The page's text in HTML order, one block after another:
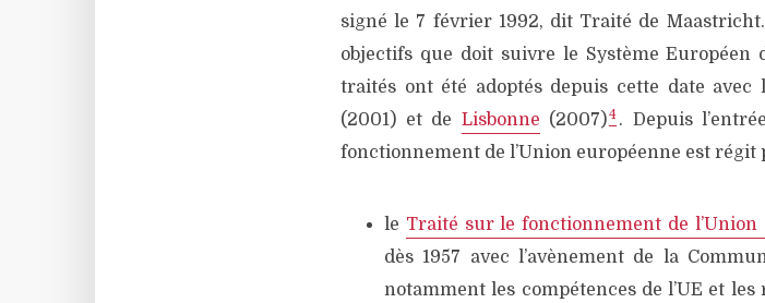
signé le 7 février 1992, dit Traité de
objectifs que doit suivre le Système Européen
traités ont été adoptés depuis cette date avec
(2001) et de Lisbonne (2007)4 . Depuis
fonctionnement de l’Union européenne est régit
le Traité sur le fonctionnement de l’Union
dès 1957 avec l’avènement de la
notamment les compétences de l’UE et